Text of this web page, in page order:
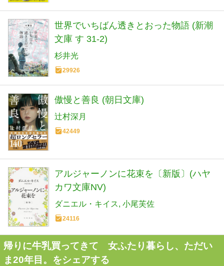
世界でいちばん透きとおった物語 (新潮
文庫 す 31-2)
杉井光
29926
傲慢と善良 (朝日文庫)
辻村深月
42449
アルジャーノンに花束を〔新版〕(ハヤ
カワ文庫NV)
ダニエル・キイス 小尾芙佐
24116
帰りに牛乳買ってきて 女ふたり暮らし、ただい
ま20年目。をシェアする